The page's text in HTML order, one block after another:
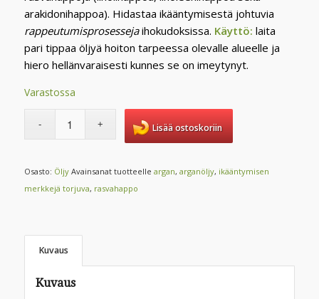
arakidonihappoa). Hidastaa ikääntymisestä johtuvia
rappeutumisprosessejaihokudoksissa. Käyttö: laita
pari tippaa öljyä hoiton tarpeessa olevalle alueelle ja
hiero hellänvaraisesti kunnes se on imeytynyt.
Varastossa
Lisää ostoskoriin
Osasto: Öljy Avainsanat tuotteelle argan, arganöljy, ikääntymisen
merkkejä torjuva, rasvahappo
Kuvaus
Kuvaus